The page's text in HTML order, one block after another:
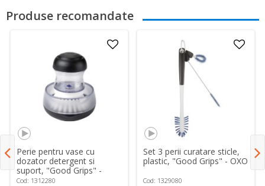
Produse recomandate
Perie pentru vase cu
dozator detergent si
suport, "Good Grips" -
OXO
Cod: 1312280
Set 3 perii curatare sticle,
plastic, "Good Grips" - OXO
Cod: 1329080